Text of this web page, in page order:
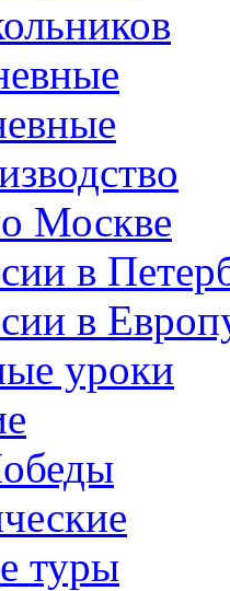
Москве
в
в
уроки
туры